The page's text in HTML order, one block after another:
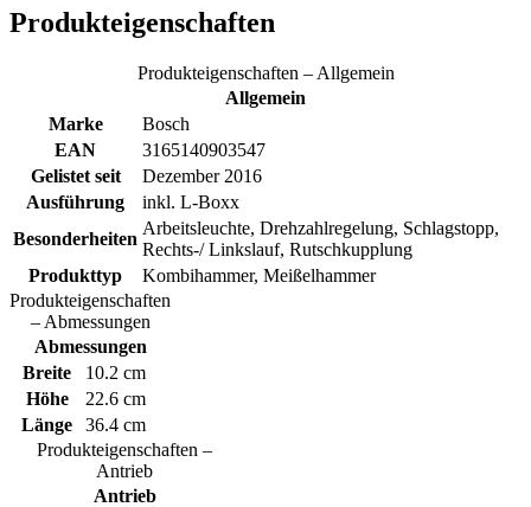
Produkteigenschaften
Produkteigenschaften – Allgemein
Allgemein
Marke
Bosch
EAN
3165140903547
Gelistet seit
Dezember 2016
Ausführung
inkl. L-Boxx
Besonderheiten
Arbeitsleuchte, Drehzahlregelung, Schlagstopp,
Rechts-/ Linkslauf, Rutschkupplung
Produkttyp
Kombihammer, Meißelhammer
Produkteigenschaften
– Abmessungen
Abmessungen
Breite
10.2 cm
Höhe
22.6 cm
Länge
36.4 cm
Produkteigenschaften –
Antrieb
Antrieb